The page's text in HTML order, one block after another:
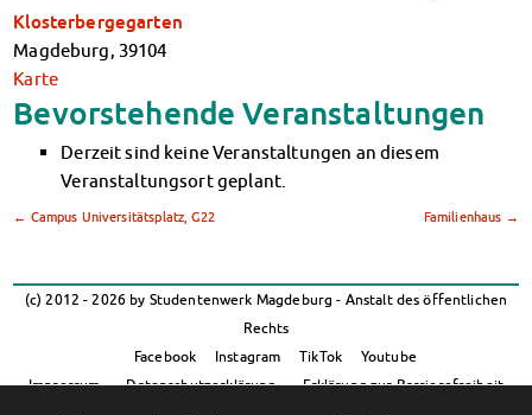
AnsprechpartnerInnen
Mensen & Cafeterien
Heute in unseren Mensen
JoGo – Studibar + Eventspace
Klimabewusst essen
Mensa-FAQs
CampusCatering
MensaFeedback
Wohnen
Wohnheime im Überblick
Wohnheime in Magdeburg
Wohnheime in Wernigerode
Klosterbergegarten
Magdeburg, 39104
Karte
Bevorstehende Veranstaltungen
Derzeit sind keine Veranstaltungen an diesem
Veranstaltungsort geplant.
← Campus Universitätsplatz, G22 Familienhaus →
(c) 2012 - 2026 by Studentenwerk Magdeburg - Anstalt des öffentlichen
Rechts
Facebook
Instagram TikTok
Youtube
Impressum
Datenschutzerklärung Erklärung zur Barrierefreiheit